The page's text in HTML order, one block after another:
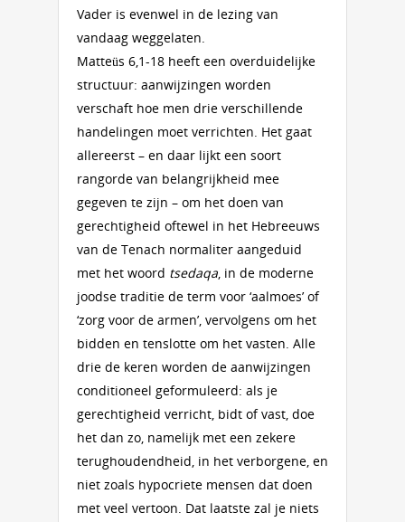
Vader is evenwel in de lezing van
vandaag weggelaten.
Matteüs 6,1-18 heeft een overduidelijke
structuur: aanwijzingen worden
verschaft hoe men drie verschillende
handelingen moet verrichten. Het gaat
allereerst – en daar lijkt een soort
rangorde van belangrijkheid mee
gegeven te zijn – om het doen van
gerechtigheid oftewel in het Hebreeuws
van de Tenach normaliter aangeduid
met het woord tsedaqa, in de moderne
joodse traditie de term voor ‘aalmoes’ of
‘zorg voor de armen’, vervolgens om het
bidden en tenslotte om het vasten. Alle
drie de keren worden de aanwijzingen
conditioneel geformuleerd: als je
gerechtigheid verricht, bidt of vast, doe
het dan zo, namelijk met een zekere
terughoudendheid, in het verborgene, en
niet zoals hypocriete mensen dat doen
met veel vertoon. Dat laatste zal je niets